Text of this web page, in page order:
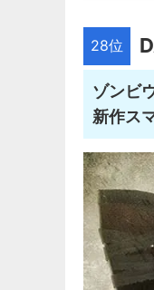
28位
ゾンビ
新作ス